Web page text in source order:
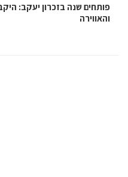
פותחים שנה בזכרון יעקב:
והאווירה